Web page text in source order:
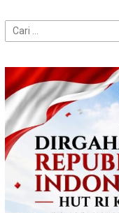
Cari
untuk: